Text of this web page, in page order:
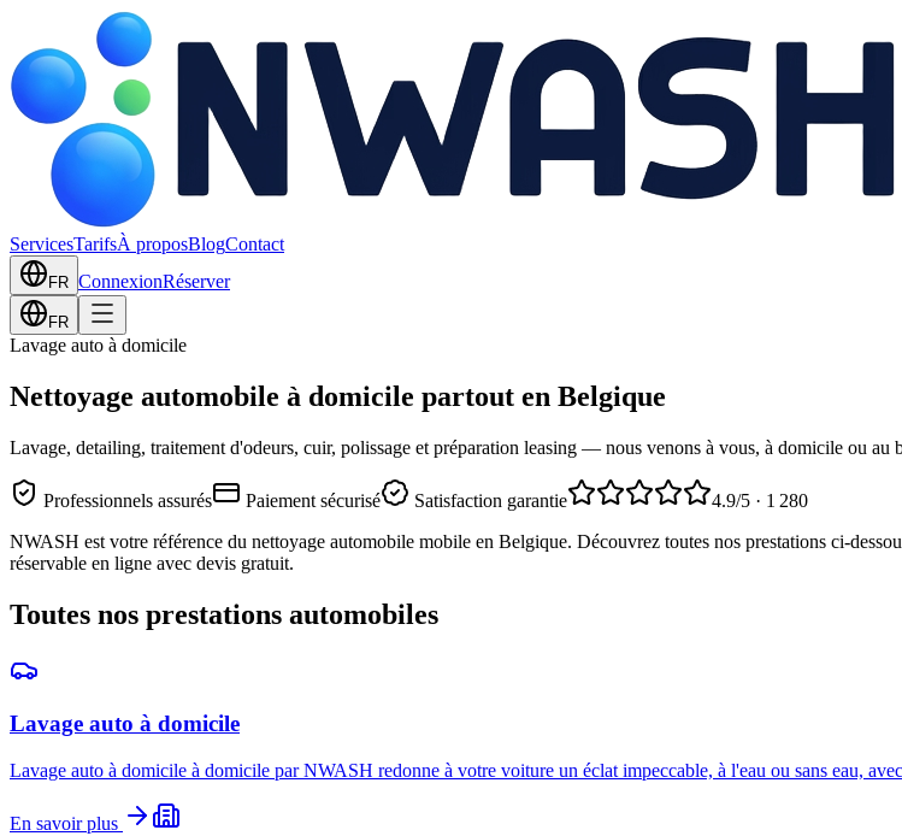
ServicesTarifsÀ proposBlogContact
FR ConnexionRéserver
FR
Lavage auto à domicile
Nettoyage automobile à domicile partout en Belgique
Lavage, detailing, traitement d'odeurs, cuir, polissage et préparation leasing — nous venons à vous, à domicile ou au
Professionnels assurés Paiement sécurisé Satisfaction garantie 4.9/5 · 1 280
NWASH est votre référence du nettoyage automobile mobile en Belgique. Découvrez toutes nos prestations ci-
réservable en ligne avec devis gratuit.
Toutes nos prestations automobiles
Lavage auto à domicile
Lavage auto à domicile à domicile par NWASH redonne à votre voiture un éclat impeccable, à l'eau ou sans eau,
En savoir plus